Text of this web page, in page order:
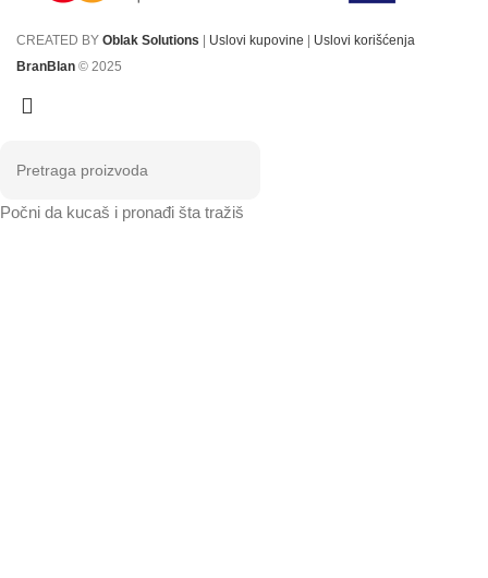
CREATED BY Oblak Solutions Uslovi kupovine
Uslovi korišćenja
BranBlan © 2025
Počni da kucaš i pronađi šta tražiš